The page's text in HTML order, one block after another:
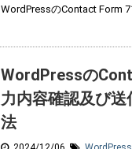
WordPressのContact Form
WordPressの
力内容確認及び
法